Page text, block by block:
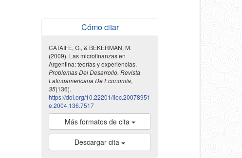
Cómo citar
CATAIFE, G., & BEKERMAN, M.
(2009). Las microfinanzas en
Argentina: teorías y experiencias.
Problemas Del Desarrollo. Revista
Latinoamericana De Economía,
35(136).
https://doi.org/10.22201/iiec.20078951
e.2004.136.7517
Más formatos de cita
Descargar cita